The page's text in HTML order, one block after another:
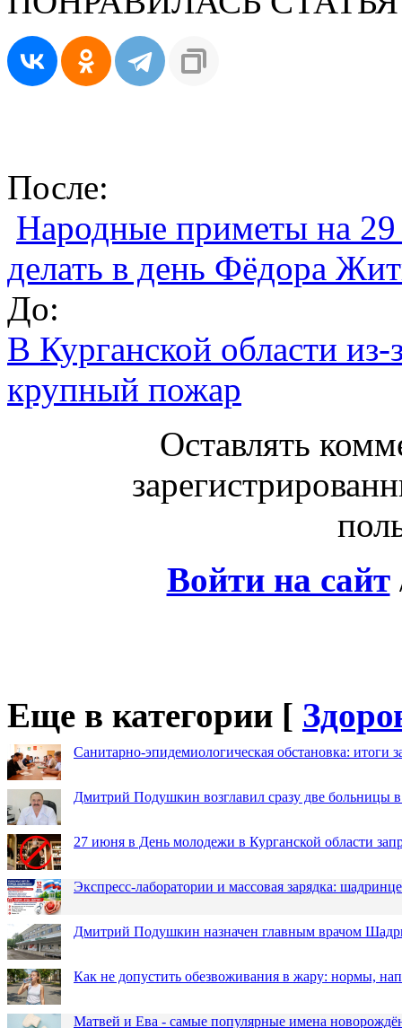
После:
Народные приметы на
делать в день Фёдора
До:
В Курганской области
крупный пожар
Оставлять
Войти на сайт
Еще в категории [
Санитарно-эпидемиологическая обстановка: итоги
Дмитрий Подушкин возглавил сразу две больницы
27 июня в День молодежи в Курганской области
Экспресс-лаборатории и массовая зарядка:
Дмитрий Подушкин назначен главным врачом
Как не допустить обезвоживания в жару: нормы,
Матвей и Ева - самые популярные имена